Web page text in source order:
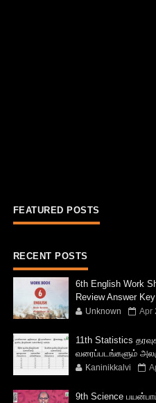
FEATURED POSTS
RECENT POSTS
6th English Work
Review Answer Key
Unknown Apr
11th Statistics
வரைப்படங்களும்
Kaninikkalvi
9th Science